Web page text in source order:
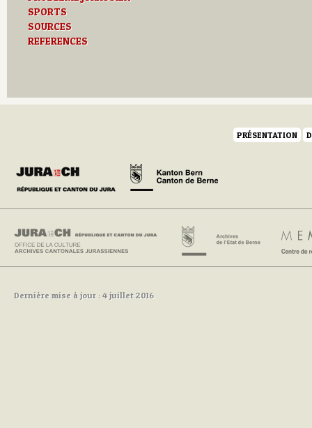
SPORTS
SOURCES
REFERENCES
PRÉSENTATION
Dernière mise à jour : 4 juillet 2016